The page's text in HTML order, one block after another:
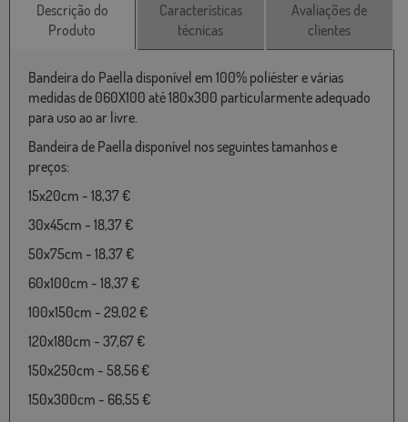
Descrição do
Produto
Características
técnicas
Avaliações de
clientes
Bandeira do Paella disponível em 100% poliéster e várias
medidas de 060X100 até 180x300 particularmente adequado
para uso ao ar livre.
Bandeira de Paella disponível nos seguintes tamanhos e
preços:
15x20cm - 18,37 €
30x45cm - 18,37 €
50x75cm - 18,37 €
60x100cm - 18,37 €
100x150cm - 29,02 €
120x180cm - 37,67 €
150x250cm - 58,56 €
150x300cm - 66,55 €